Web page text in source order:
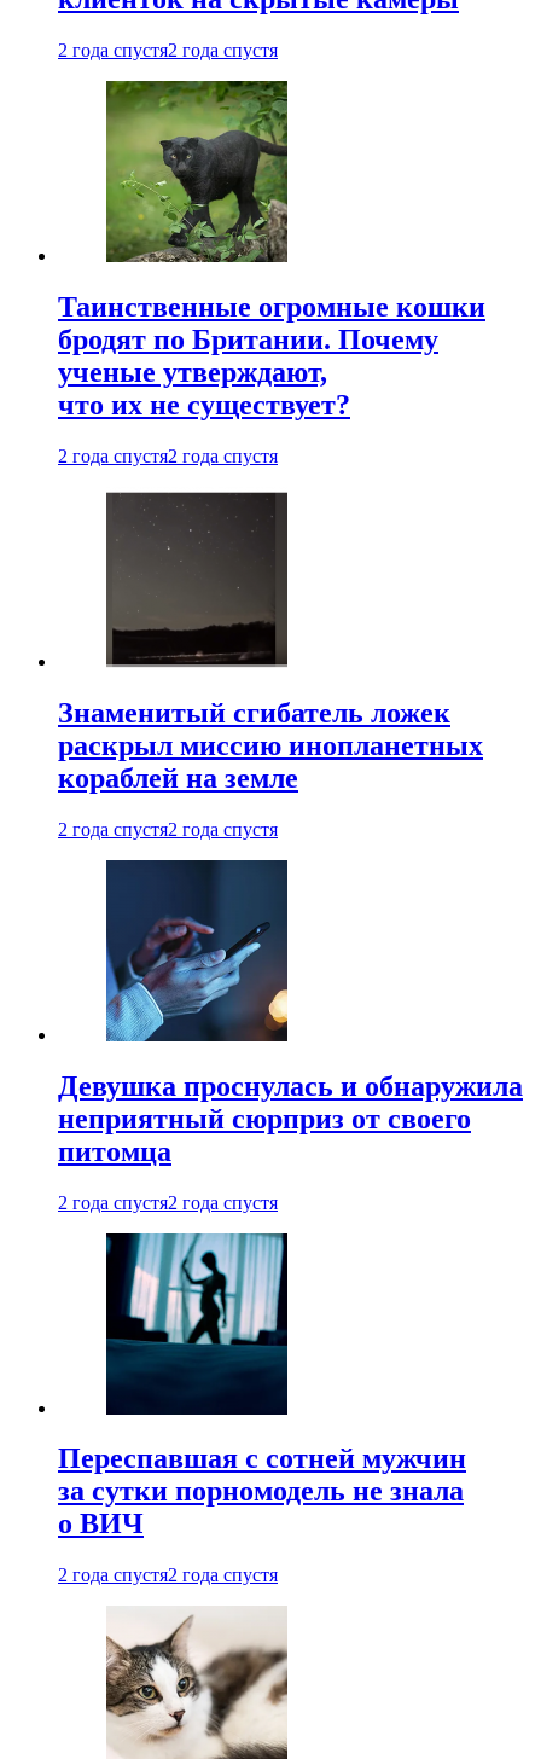
2 года спустя2 года спустя
Таинственные огромные кошки
бродят по Британии. Почему
ученые утверждают,
что их не существует?
2 года спустя2 года спустя
Знаменитый сгибатель ложек
раскрыл миссию инопланетных
кораблей на земле
2 года спустя2 года спустя
Девушка проснулась и обнаружила
неприятный сюрприз от своего
питомца
2 года спустя2 года спустя
Переспавшая с сотней мужчин
за сутки порномодель не знала
о ВИЧ
2 года спустя2 года спустя